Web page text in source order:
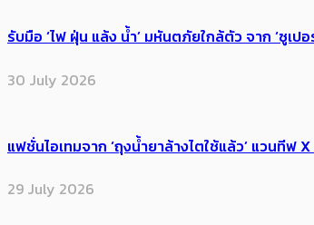
รับมือ ‘ไฟ ฝุ่น แล้ง น้ำ’ มหันตภัยใกล้ตัว จาก ‘ซูเ
30 July 2026
แฟชั่นไอเทมจาก ‘ถุงน้ำยาล้างไตใช้แล้ว’ แวนที
29 July 2026